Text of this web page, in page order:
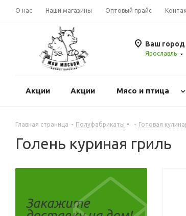
О нас Наши магазины Оптовый прайс
Ваш город
Ярославль
Акции Акции Mясо и птица
Главная страница - Полуфабрикаты - Готовая
Голень куриная гриль
Закажите